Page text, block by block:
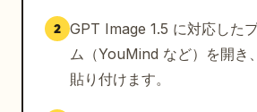
2 GPT Image 1.5 に対応した
ム（YouMind など）を開き
貼り付けます。